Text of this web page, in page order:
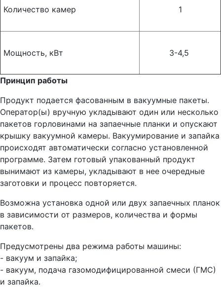
Количество камер 1
Мощность, кВт 3-4,5
Принцип работы
Продукт подается фасованным в вакуумные пакеты.
Оператор(ы) вручную укладывают один или несколько
пакетов горловинами на запаечные планки и опускают
крышку вакуумной камеры. Вакуумирование и запайка
происходят автоматически согласно установленной
программе. Затем готовый упакованный продукт
вынимают из камеры, укладывают в нее очередные
заготовки и процесс повторяется.
Возможна установка одной или двух запаечных планок
в зависимости от размеров, количества и формы
пакетов.
Предусмотрены два режима работы машины:
- вакуум и запайка;
- вакуум, подача газомодифицированной смеси (ГМС)
и запайка.